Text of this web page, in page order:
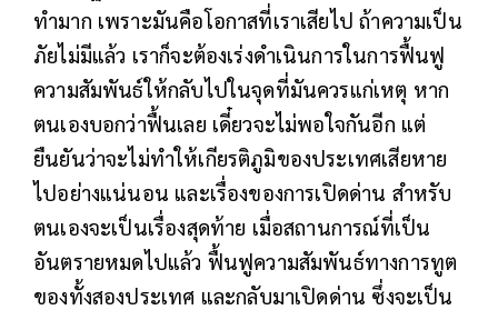
ทำมาก เพราะมันคือโอกาสที่เราเสียไป ถ้าความเป็น
ภัยไม่มีแล้ว เราก็จะต้องเร่งดำเนินการในการฟื้นฟู
ความสัมพันธ์ให้กลับไปในจุดที่มันควรแก่เหตุ หาก
ตนเองบอกว่าฟื้นเลย เดี๋ยวจะไม่พอใจกันอีก แต่
ยืนยันว่าจะไม่ทำให้เกียรติภูมิของประเทศเสียหาย
ไปอย่างแน่นอน และเรื่องของการเปิดด่าน สำหรับ
ตนเองจะเป็นเรื่องสุดท้าย เมื่อสถานการณ์ที่เป็น
อันตรายหมดไปแล้ว ฟื้นฟูความสัมพันธ์ทางการทูต
ของทั้งสองประเทศ และกลับมาเปิดด่าน ซึ่งจะเป็น